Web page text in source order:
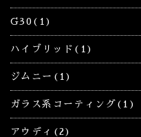
G30(1)
ハイブリッド(1)
ジムニー(1)
ガラス系コーティング(1)
アウディ(2)